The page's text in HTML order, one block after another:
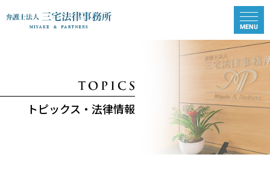
トピックス・法律情報